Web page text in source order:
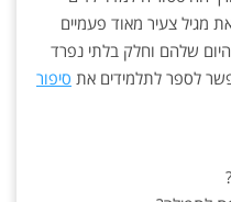
מגיל צעיר מאוד פעמיים
שלהם וחלק בלתי נפרד
לספר לתלמידים את סיפור